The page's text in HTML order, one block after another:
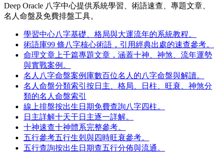
Deep Oracle 八字中心提供系統學習、術語速查、專題文章、
名人命盤及免費排盤工具。
學習中心八字基礎、格局與大運流年的系統教程。
術語庫99 條八字核心術語，引用經典出處的速查參考。
命理文章 上千篇專題文章，涵蓋十神、神煞、流年運勢
與實戰案例。
名人八字命盤案例庫數百位名人的八字命盤與解讀。
名人命盤分類索引 按日主、格局、日柱、旺衰、神煞分
類的名人命盤索引
線上排盤按出生日期免費查詢八字四柱。
日主詳解十天干日主逐一詳解。
十神速查十神體系完整參考。
五行參考五行生剋與四時旺衰參考。
五行查詢按出生日期查五行分佈與流通。